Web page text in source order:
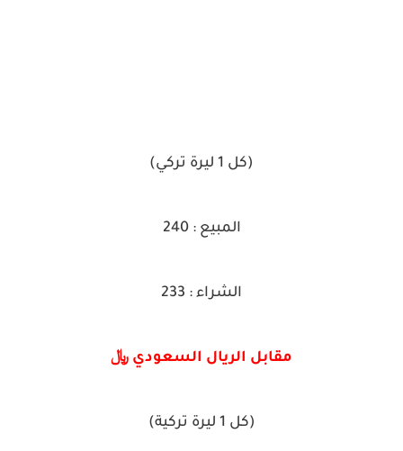
(كل 1 ليرة تركي)
المبيع : 240
الشراء : 233
مقابل الريال السعودي ﷼
(كل 1 ليرة تركية)